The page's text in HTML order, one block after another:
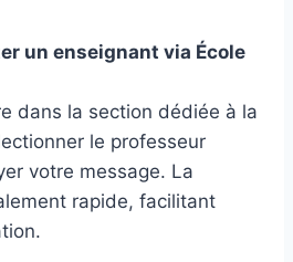
un enseignant via École
dans la section dédiée à la
le professeur
votre message. La
rapide, facilitant